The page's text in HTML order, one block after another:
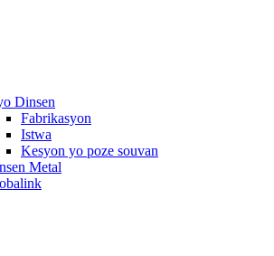
Dinsen
Fabrikasyon
Istwa
Kesyon yo poze souvan
Metal